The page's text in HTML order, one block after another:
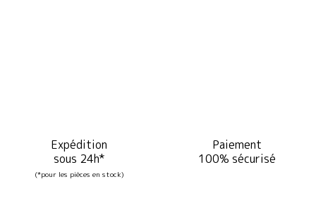
Expédition
sous 24h*
(*pour les pièces en stock)
Paiement
100% sécurisé